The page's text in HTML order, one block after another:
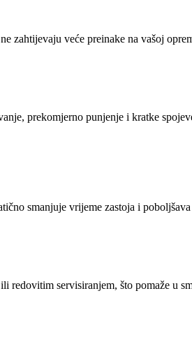
zahtijevaju veće preinake na vašoj
prekomjerno punjenje i kratke
smanjuje vrijeme zastoja i
servisiranjem, što pomaže u